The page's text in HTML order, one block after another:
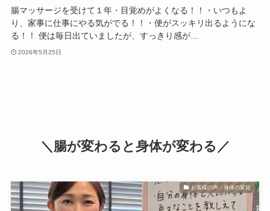
腸マッサージを受けて１年・目覚めがよくなる！！・いつもよ
り、家事に仕事にやる気がでる！！・便がスッキリ出るようにな
る！！ 便は毎日出ていましたが、すっきり感が…
2026年5月25日
＼腸が変わると身体が変わる／
お客様の声：身体の変化